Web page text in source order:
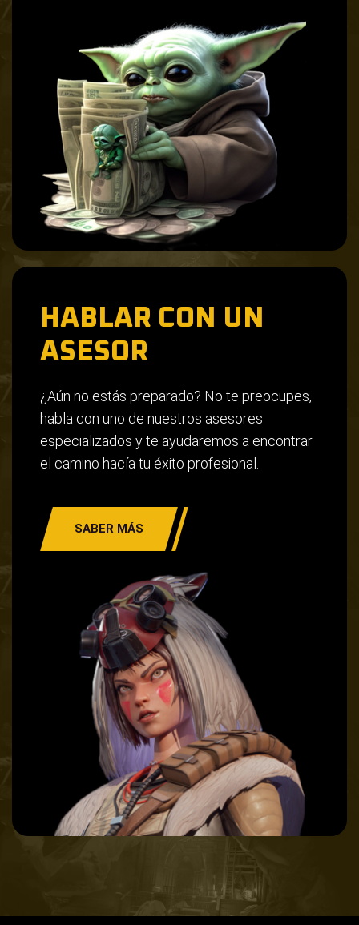
HABLAR CON UN
ASESOR
¿Aún no estás preparado? No te preocupes,
habla con uno de nuestros asesores
especializados y te ayudaremos a encontrar
el camino hacía tu éxito profesional.
SABER MÁS